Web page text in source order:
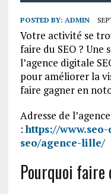
POSTED BY: ADMIN
Votre activité se
faire du SEO ?
l’agence digitale
pour améliorer la
faire gagner en
Adresse de
:https://
seo/agence-lille/
Pourquoi faire